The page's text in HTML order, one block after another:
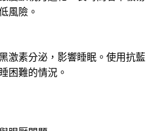
風險。
激素分泌，影響睡眠。使用抗藍
困難的情況。